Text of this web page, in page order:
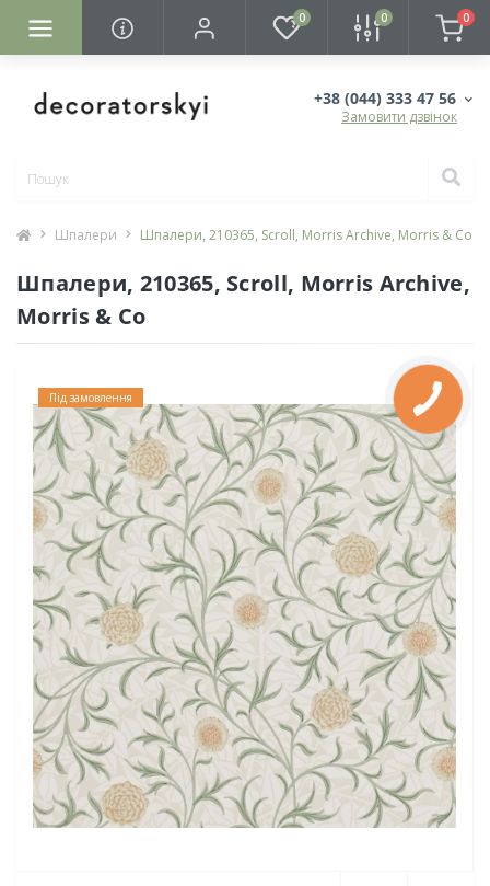
0 0 0
+38 (044) 333 47 56
Замовити дзвінок
Шпалери Шпалери, 210365, Scroll, Morris Archive, Morris & Co
Шпалери, 210365, Scroll, Morris Archive,
Morris & Co
Під замовлення